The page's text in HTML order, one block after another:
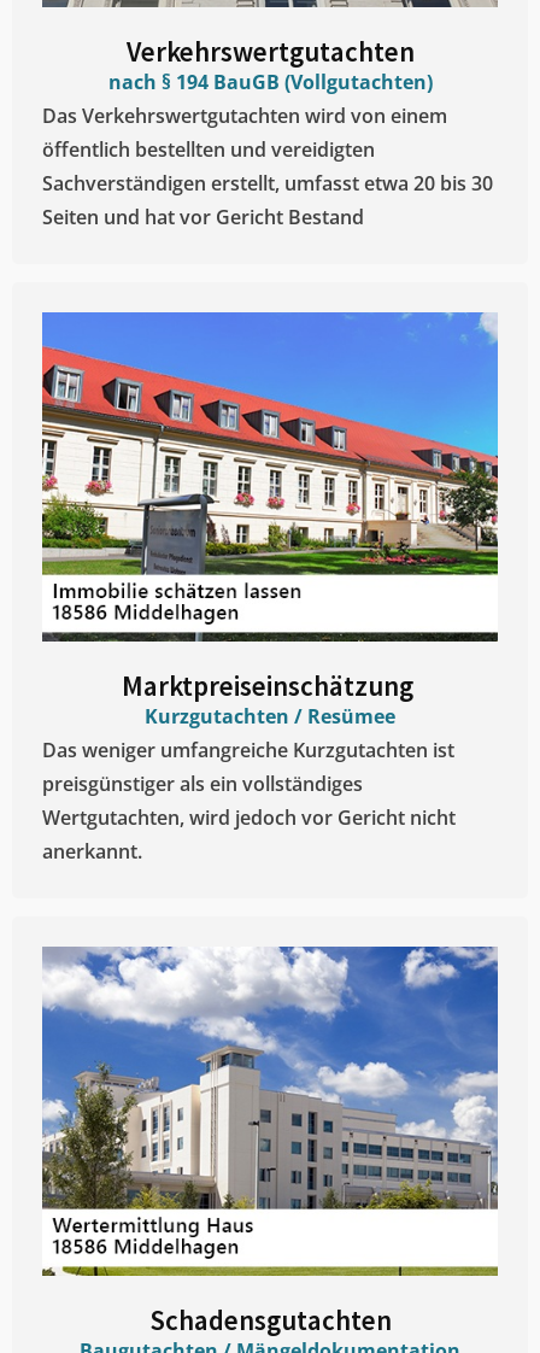
Verkehrswertgutachten
nach § 194 BauGB (Vollgutachten)
Das Verkehrswertgutachten wird von einem
öffentlich bestellten und vereidigten
Sachverständigen erstellt, umfasst etwa 20 bis 30
Seiten und hat vor Gericht Bestand
Marktpreiseinschätzung ​
Kurzgutachten / Resümee
Das weniger umfangreiche Kurzgutachten ist
preisgünstiger als ein vollständiges
Wertgutachten, wird jedoch vor Gericht nicht
anerkannt.
Schadensgutachten